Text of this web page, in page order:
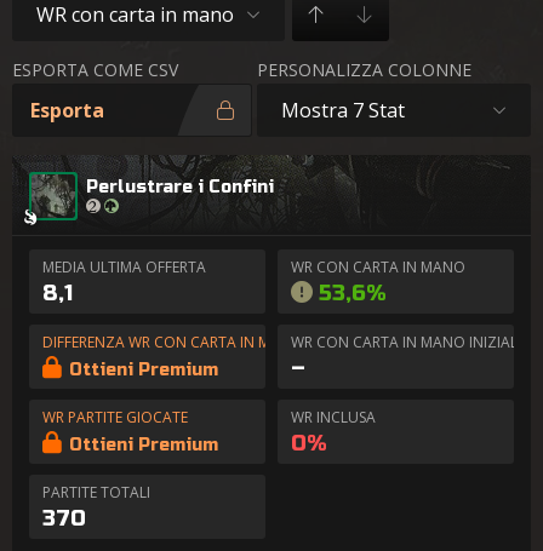
WR con carta in mano
ESPORTA COME CSV
Esporta
PERSONALIZZA COLONNE
Mostra 7 Stat
Perlustrare i Confini
MEDIA ULTIMA OFFERTA
8,1
WR CON CARTA IN MANO
53,6%
DIFFERENZA WR CON CARTA IN MANO
Ottieni Premium
WR CON CARTA IN MANO INIZIALE
–
WR PARTITE GIOCATE
Ottieni Premium
WR INCLUSA
0%
PARTITE TOTALI
370